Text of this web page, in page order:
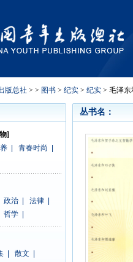
版总社 > > 图书 > 纪实 > 纪实 > 毛泽
]
青春时尚
政治 法律
哲学
散文
丛书名：